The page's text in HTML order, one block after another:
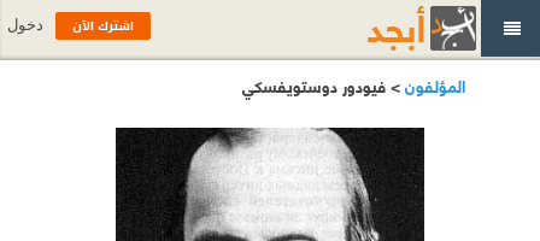
المؤلفون> فيودور دوستويفسكي
اشترك الآن دخول